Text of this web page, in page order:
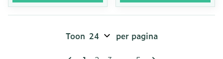
Pagina's
Toon per pagina